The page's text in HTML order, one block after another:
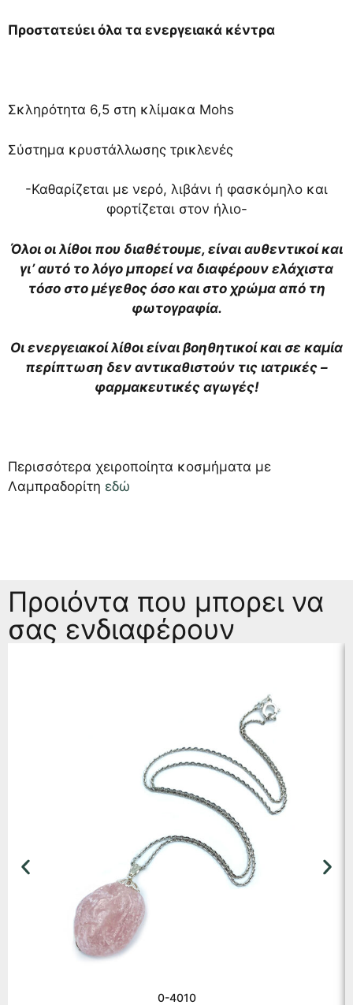
Προστατεύει όλα τα ενεργειακά κέντρα
Σκληρότητα 6,5 στη κλίμακα Mohs
Σύστημα κρυστάλλωσης τρικλενές
-Καθαρίζεται με νερό, λιβάνι ή φασκόμηλο και
φορτίζεται στον ήλιο-
Όλοι οι λίθοι που διαθέτουμε, είναι αυθεντικοί και
γι’ αυτό το λόγο μπορεί να διαφέρουν ελάχιστα
τόσο στο μέγεθος όσο και στο χρώμα από τη
φωτογραφία.
Οι ενεργειακοί λίθοι είναι βοηθητικοί και σε καμία
περίπτωση δεν αντικαθιστούν τις ιατρικές –
φαρμακευτικές αγωγές!
Περισσότερα χειροποίητα κοσμήματα με
Λαμπραδορίτη εδώ
Προιόντα που μπορει να
σας ενδιαφέρουν
0-4010